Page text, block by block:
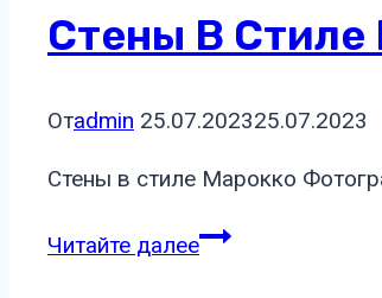
Стены В Стиле
Отadmin 25.07.202325.07.2023
Стены в стиле Марокко
Читайте далееСтены